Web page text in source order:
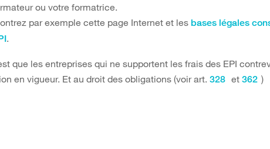
ou votre formatrice.
par exemple cette page Internet et les bases légales
.
que les entreprises qui ne supportent les frais des EPI
en vigueur. Et au droit des obligations (voir art. 328 et 362 )